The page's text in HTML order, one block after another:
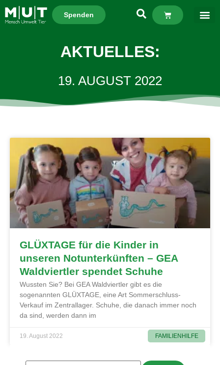
Spenden
AKTUELLES:
19. AUGUST 2022
FAMILIENHILFE
GLÜXTAGE für die Kinder in
unseren Notunterkünften – GEA
Waldviertler spendet Schuhe
Wussten Sie? Bei GEA Waldviertler gibt es die
sogenannten GLÜXTAGE, eine Art Sommerschluss-
Verkauf im Zentrallager. Schuhe, die danach immer noch
da sind, werden dann im
19. August 2022